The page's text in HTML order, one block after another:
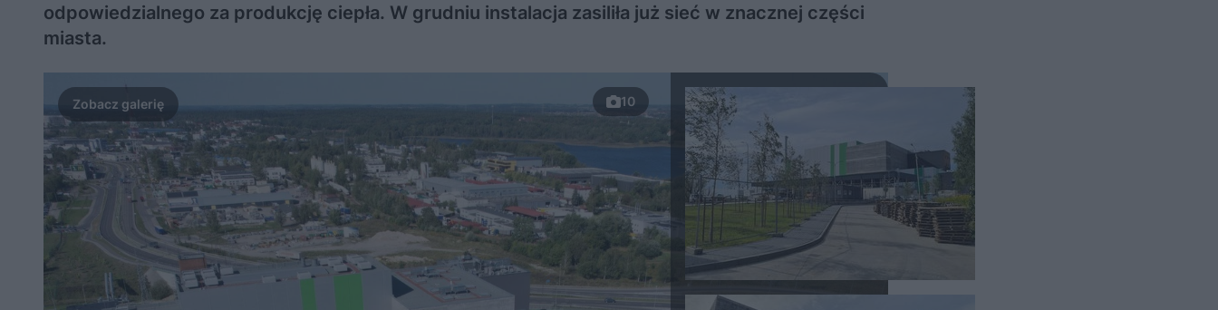
odpowiedzialnego za produkcję ciepła. W grudniu instalacja zasiliła już sieć w znacznej części
miasta.
10